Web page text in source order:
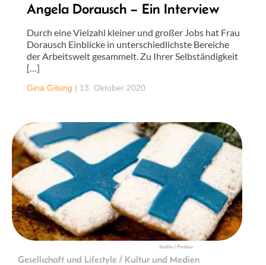
Angela Dorausch – Ein Interview
Durch eine Vielzahl kleiner und großer Jobs hat Frau
Dorausch Einblicke in unterschiedlichste Bereiche
der Arbeitswelt gesammelt. Zu Ihrer Selbständigkeit
[…]
Gina Gilsing | 13. Oktober 2020
Iituliitu | Pixabay
Gesellschaft und Lifestyle / Kultur und Medien